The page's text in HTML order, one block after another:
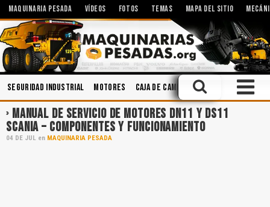
MAQUINARIA PESADA VÍDEOS FOTOS TEMAS MAPA DEL SITIO
Seguridad Industrial Motores Caja de Cambios Ingeniería
MANUAL DE SERVICIO DE MOTORES DN11 Y DS11
SCANIA – COMPONENTES Y FUNCIONAMIENTO
04 DE JUL en MAQUINARIA PESADA